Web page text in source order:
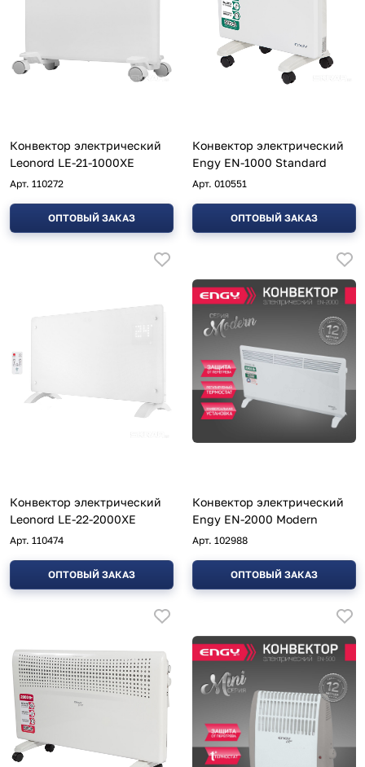
Конвектор электрический
Leonord LE-21-1000XE
Арт. 110272
ОПТОВЫЙ ЗАКАЗ
Конвектор электрический
Engy EN-1000 Standard
Арт. 010551
ОПТОВЫЙ ЗАКАЗ
Конвектор электрический
Leonord LE-22-2000XE
Арт. 110474
ОПТОВЫЙ ЗАКАЗ
Конвектор электрический
Engy EN-2000 Modern
Арт. 102988
ОПТОВЫЙ ЗАКАЗ